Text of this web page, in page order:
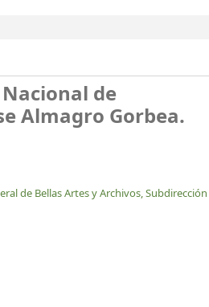
de
Almagro Gorbea.
de Bellas Artes y Archivos, Subdirección